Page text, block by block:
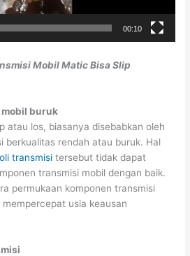
00:10
Mobil Matic Bisa Slip
mobil buruk
atau los, biasanya disebabkan oleh
berkualitas rendah atau buruk. Hal
oli transmisi tersebut tidak dapat
transmisi mobil dengan baik.
permukaan komponen transmisi
usia keausan